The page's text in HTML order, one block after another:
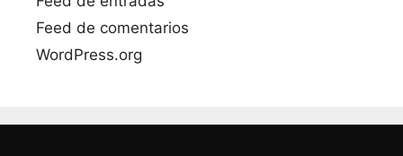
Feed de comentarios
WordPress.org